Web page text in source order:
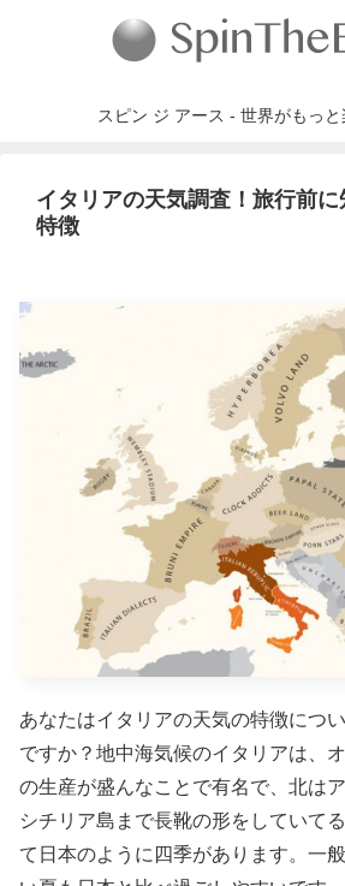
スピン ジ アース - 世界がもっと
イタリアの天気調査！旅行前
特徴
あなたはイタリアの天気の特徴につ
ですか？地中海気候のイタリアは、
の生産が盛んなことで有名で、北は
シチリア島まで長靴の形をしていて
て日本のように四季があります。一